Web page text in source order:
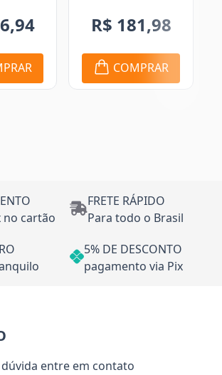
R$ 181,98
COMPRAR
no cartão
FRETE RÁPIDO
Para todo o Brasil
5% DE DESCONTO
pagamento via Pix
dúvida entre em contato